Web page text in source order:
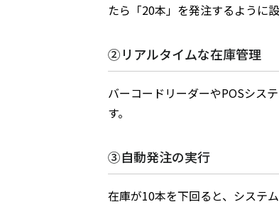
たら「20本」を発注するように設
②リアルタイムな在庫管理
バーコードリーダーやPOSシス
す。
③自動発注の実行
在庫が10本を下回ると、システ